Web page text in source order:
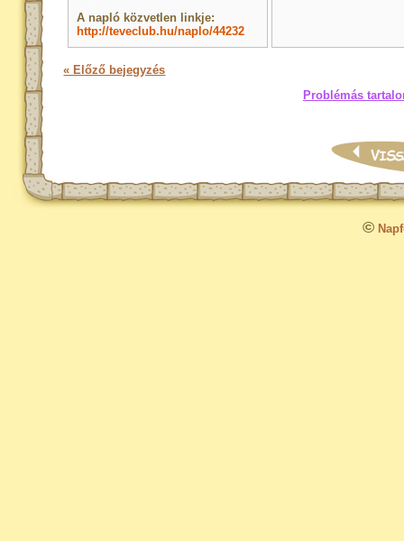
A napló közvetlen linkje:
http://teveclub.hu/naplo/44232
« Előző bejegyzés
Problémás
©